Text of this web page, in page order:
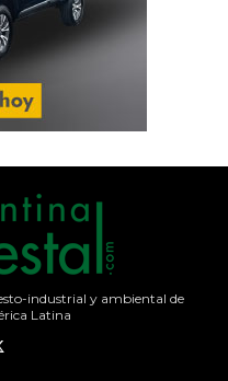
industrial y ambiental de
Latina